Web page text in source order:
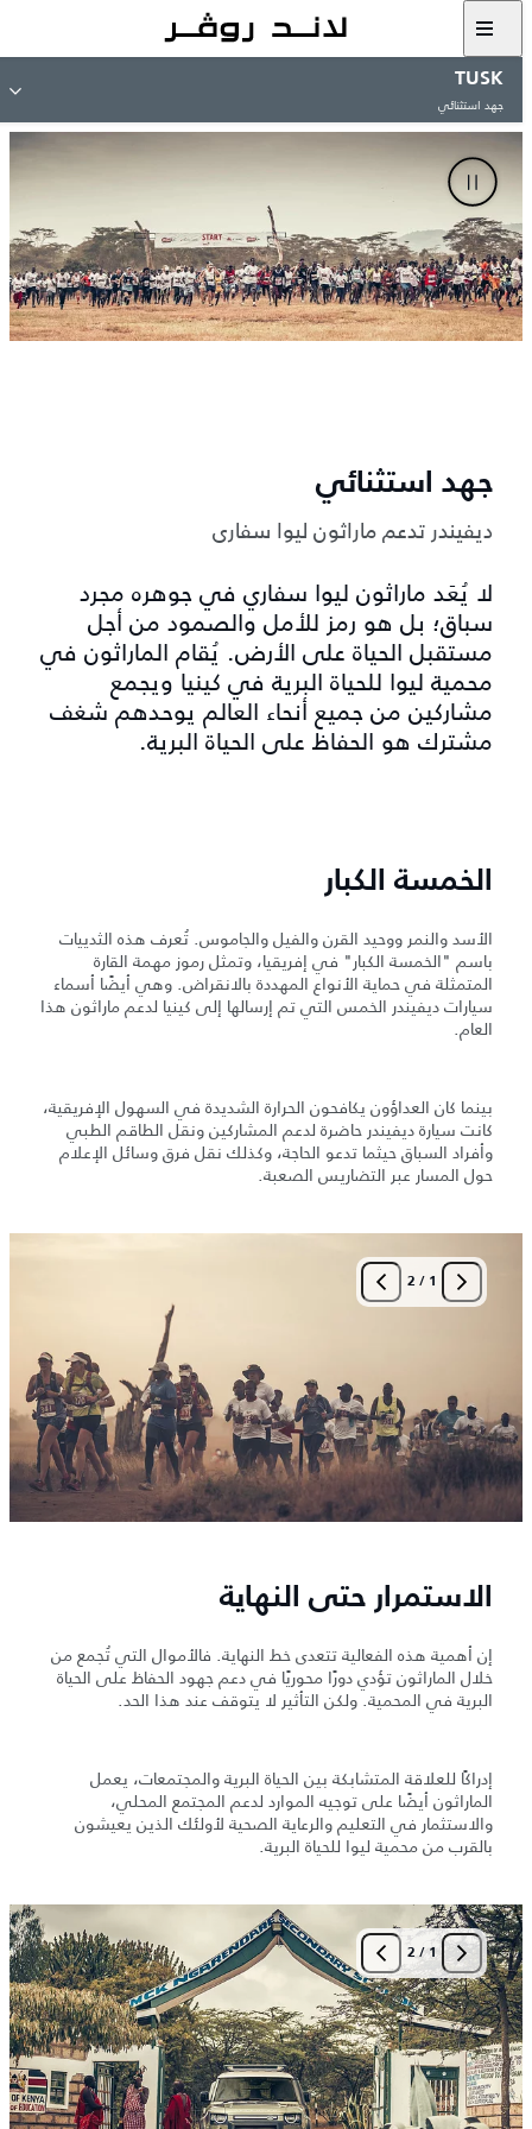
TUSK
جهد استثنائي
جهد استثنائي
ديفيندر تدعم ماراثون ليوا سفاري
لا يُعَد ماراثون ليوا سفاري في جوهره مجرد
سباق؛ بل هو رمز للأمل والصمود من أجل
مستقبل الحياة على الأرض. يُقام الماراثون في
محمية ليوا للحياة البرية في كينيا ويجمع
مشاركين من جميع أنحاء العالم يوحدهم شغف
مشترك هو الحفاظ على الحياة البرية.
الخمسة الكبار
الأسد والنمر ووحيد القرن والفيل والجاموس. تُعرف هذه الثدييات
باسم "الخمسة الكبار" في إفريقيا، وتمثل رموز مهمة القارة
المتمثلة في حماية الأنواع المهددة بالانقراض. وهي أيضًا أسماء
سيارات ديفيندر الخمس التي تم إرسالها إلى كينيا لدعم ماراثون هذا
العام.
بينما كان العداؤون يكافحون الحرارة الشديدة في السهول الإفريقية،
كانت سيارة ديفيندر حاضرة لدعم المشاركين ونقل الطاقم الطبي
وأفراد السباق حيثما تدعو الحاجة، وكذلك نقل فرق وسائل الإعلام
حول المسار عبر التضاريس الصعبة.
1
/
2
الاستمرار حتى النهاية
إن أهمية هذه الفعالية تتعدى خط النهاية. فالأموال التي تُجمع من
خلال الماراثون تؤدي دورًا محوريًا في دعم جهود الحفاظ على الحياة
البرية في المحمية. ولكن التأثير لا يتوقف عند هذا الحد.
إدراكًا للعلاقة المتشابكة بين الحياة البرية والمجتمعات، يعمل
الماراثون أيضًا على توجيه الموارد لدعم المجتمع المحلي،
والاستثمار في التعليم والرعاية الصحية لأولئك الذين يعيشون
بالقرب من محمية ليوا للحياة البرية.
1
/
2